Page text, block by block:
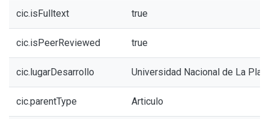
cic.isFulltext true
cic.isPeerReviewed true
cic.lugarDesarrollo Universidad Nacional de La Plata
cic.parentType Articulo